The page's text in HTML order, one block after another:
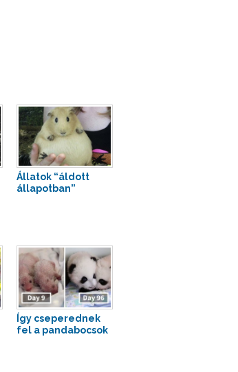
Állatok “áldott
állapotban”
Így cseperednek
fel a pandabocsok